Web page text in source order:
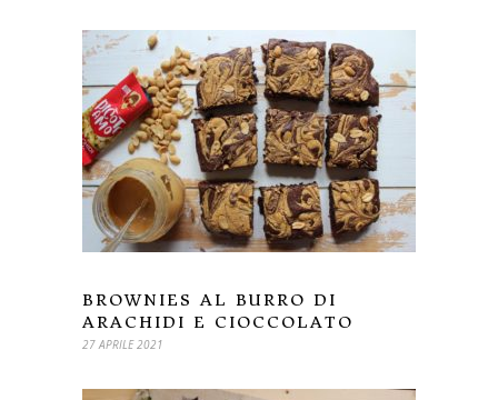
BROWNIES AL BURRO DI
ARACHIDI E CIOCCOLATO
27 APRILE 2021